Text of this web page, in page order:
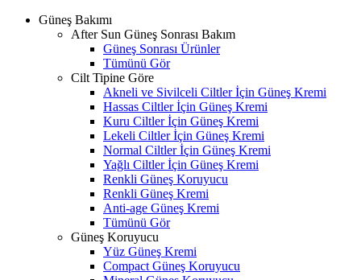
Güneş Bakımı
After Sun Güneş Sonrası Bakım
Güneş Sonrası Ürünler
Tümünü Gör
Cilt Tipine Göre
Akneli ve Sivilceli Ciltler İçin Güneş Kremi
Hassas Ciltler İçin Güneş Kremi
Kuru Ciltler İçin Güneş Kremi
Lekeli Ciltler İçin Güneş Kremi
Normal Ciltler İçin Güneş Kremi
Yağlı Ciltler İçin Güneş Kremi
Renkli Güneş Koruyucu
Renkli Güneş Kremi
Anti-age Güneş Kremi
Tümünü Gör
Güneş Koruyucu
Yüz Güneş Kremi
Compact Güneş Koruyucu